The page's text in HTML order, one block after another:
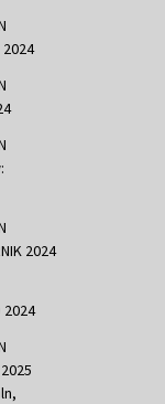
2024
2024